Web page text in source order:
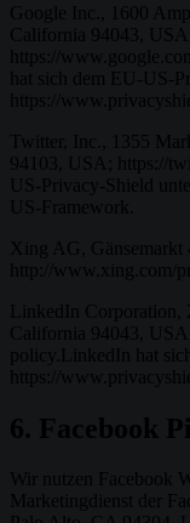
Google Inc., 1600
California 94043, USA;
https://
hat sich dem EU-US-
https://
Twitter, Inc., 1355
94103, USA; https://
US-Privacy-Shield
US-Framework.
Xing AG, Gänsemarkt
http://www.xing.com/
LinkedIn Corporation,
California 94043,
policy.LinkedIn hat
https://
6. Facebook
Wir nutzen Facebook
Marketingdienst der